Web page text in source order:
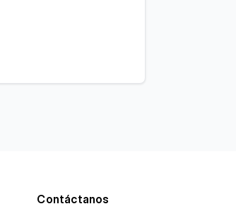
Contáctanos